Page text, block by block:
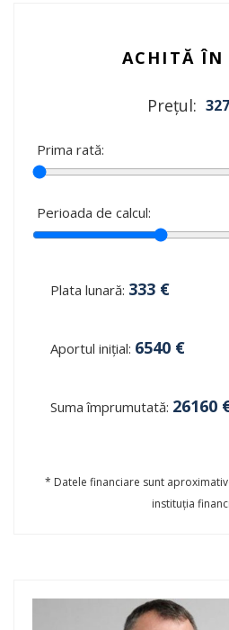
ACHITĂ ÎN
Prețul:
Prima rată:
Perioada de calcul:
Plata lunară: 333 €
Aportul inițial: 6540 €
Suma împrumutată: 26160
* Datele financiare sunt
instituția